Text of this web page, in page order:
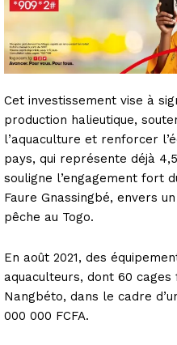
Cet investissement vise à
production halieutique,
l’aquaculture et renforcer
pays, qui représente déjà
souligne l’engagement fort
Faure Gnassingbé, envers
pêche au Togo.
En août 2021, des
aquaculteurs, dont 60
Nangbéto, dans le cadre
000 000 FCFA.